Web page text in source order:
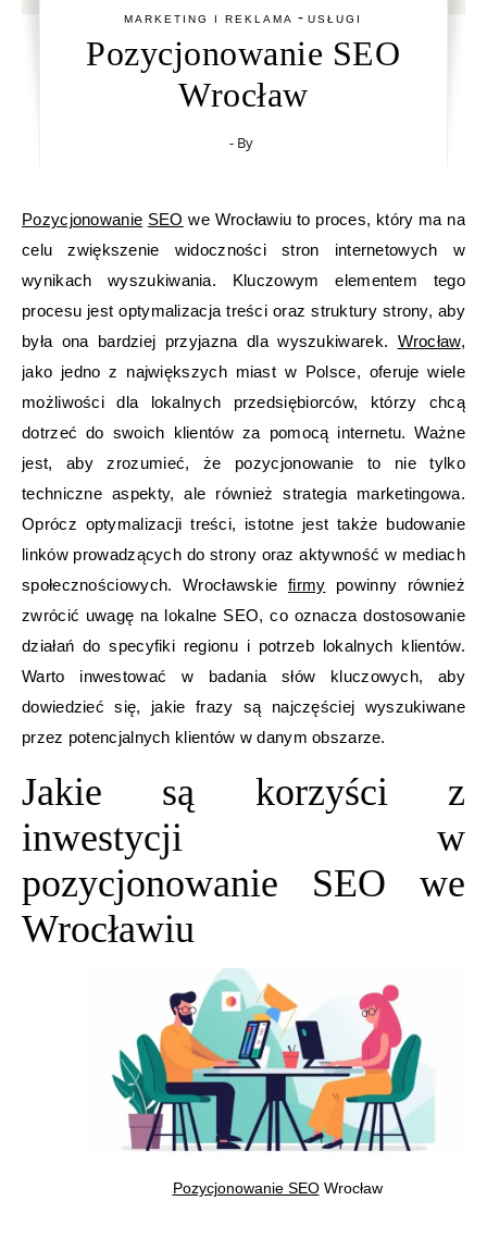
MARKETING I REKLAMA -USŁUGI
Pozycjonowanie SEO
Wrocław
- By
Pozycjonowanie SEO we Wrocławiu to proces, który ma na
celu zwiększenie widoczności stron internetowych w
wynikach wyszukiwania. Kluczowym elementem tego
procesu jest optymalizacja treści oraz struktury strony, aby
była ona bardziej przyjazna dla wyszukiwarek. Wrocław,
jako jedno z największych miast w Polsce, oferuje wiele
możliwości dla lokalnych przedsiębiorców, którzy chcą
dotrzeć do swoich klientów za pomocą internetu. Ważne
jest, aby zrozumieć, że pozycjonowanie to nie tylko
techniczne aspekty, ale również strategia marketingowa.
Oprócz optymalizacji treści, istotne jest także budowanie
linków prowadzących do strony oraz aktywność w mediach
społecznościowych. Wrocławskie firmy powinny również
zwrócić uwagę na lokalne SEO, co oznacza dostosowanie
działań do specyfiki regionu i potrzeb lokalnych klientów.
Warto inwestować w badania słów kluczowych, aby
dowiedzieć się, jakie frazy są najczęściej wyszukiwane
przez potencjalnych klientów w danym obszarze.
Jakie są korzyści z
inwestycji w
pozycjonowanie SEO we
Wrocławiu
Pozycjonowanie SEOWrocław